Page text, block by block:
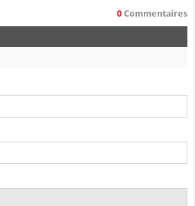
0 Commentaires